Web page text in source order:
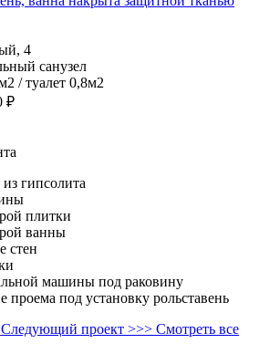
4
санузел
/ туалет 0,8м2
₽
гипсолита
плитки
ванны
стен
машины под раковину
проема под установку рольставень
Следующий проект >>> Смотреть все